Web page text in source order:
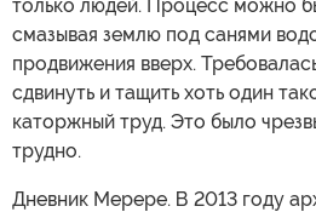
только людей. Процесс можно
смазывая землю под санями
продвижения вверх.
сдвинуть и тащить хоть один
каторжный труд. Это было
трудно.
Дневник Мерере. В 2013 году